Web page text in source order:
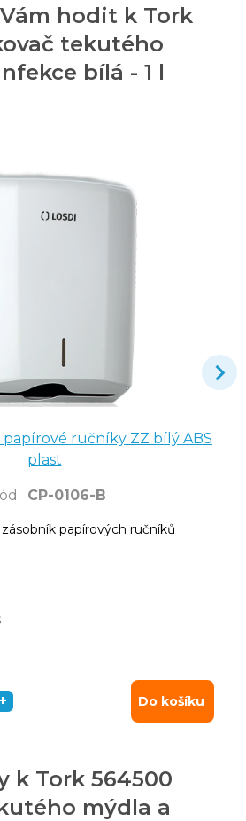
hodit k Tork
tekutého
bílá - 1 l
papírové ručníky ZZ bílý ABS
plast
: CP-0106-B
papírových ručníků
+ Do košíku
k Tork 564500
mýdla a